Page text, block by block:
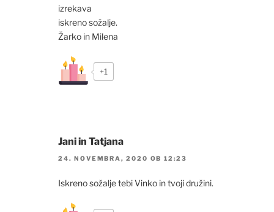
izrekava
iskreno sožalje.
Žarko in Milena
+1
Jani in Tatjana
24. NOVEMBRA, 2020 OB 12:23
Iskreno sožalje tebi Vinko in tvoji družini.